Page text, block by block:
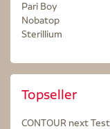
Pari Boy
Nobatop
Sterillium
Topseller
CONTOUR next